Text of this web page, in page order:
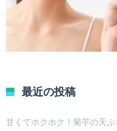
最近の投稿
甘くてホクホク！菊芋の天ぷ